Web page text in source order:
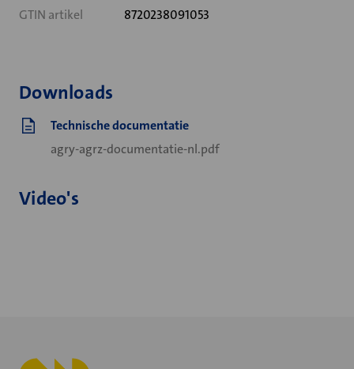
GTIN artikel 8720238091053
Downloads
Technische documentatie
agry-agrz-documentatie-nl.pdf
Video's